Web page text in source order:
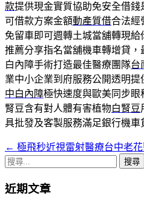
款提供現金實質協助免安全借
可借款方案金額動產質借合法經
免留車即可週轉土城當舖轉現給
推薦分享指名當舖機車轉增貸
白內障手術打造最佳醫療團隊台
業中小企業到府服務公開透明
中白內障極快速度與歐美同步眼
腎豆含有對人體有害植物白腎豆
具批發及客製服務滿足銀行機車
文
章
導
← 極飛秒近視雷射醫療台中老
搜
關
近期文章